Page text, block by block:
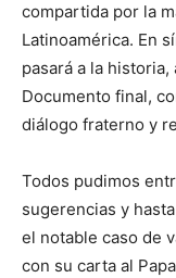
compartida por la
Latinoamérica. En
pasará a la
Documento final,
diálogo fraterno y
Todos pudimos
sugerencias y
el notable caso de
con su carta al